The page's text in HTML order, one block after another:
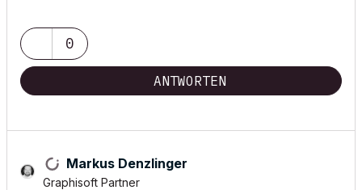
0
ANTWORTEN
Markus Denzlinger
Graphisoft Partner